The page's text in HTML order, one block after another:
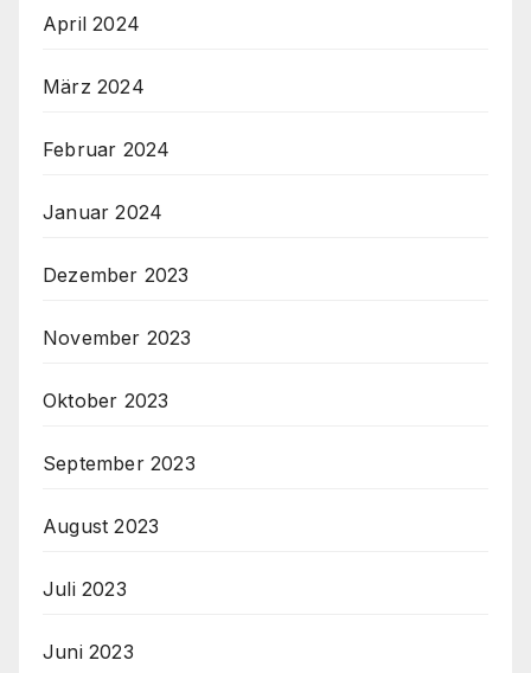
April 2024
März 2024
Februar 2024
Januar 2024
Dezember 2023
November 2023
Oktober 2023
September 2023
August 2023
Juli 2023
Juni 2023